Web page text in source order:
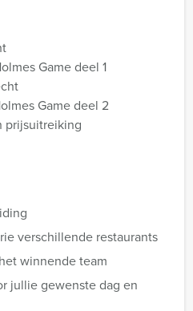
Game deel 1
Game deel 2
prijsuitreiking
verschillende restaurants
winnende team
jullie gewenste dag en